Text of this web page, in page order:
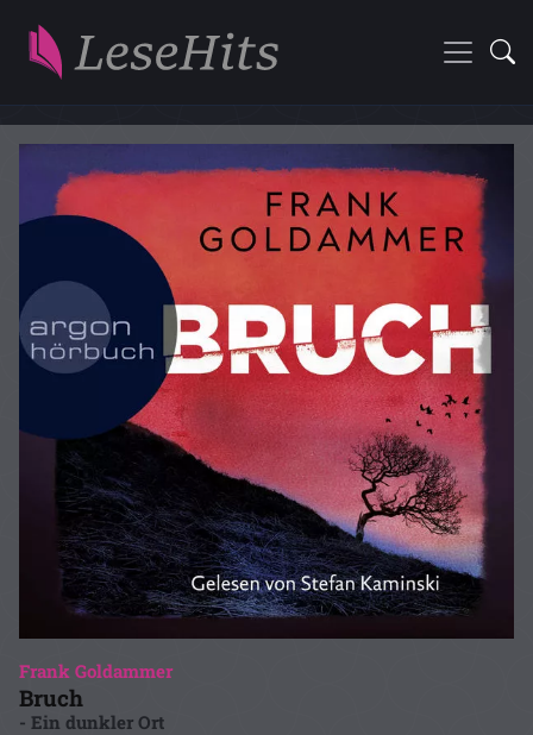
Frank Goldammer
Bruch
- Ein dunkler Ort